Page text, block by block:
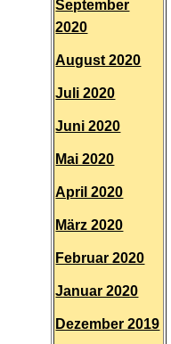
September
2020
August 2020
Juli 2020
Juni 2020
Mai 2020
April 2020
März 2020
Februar 2020
Januar 2020
Dezember 2019